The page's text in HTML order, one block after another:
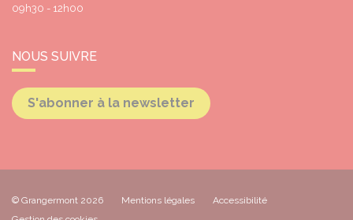
09h30 - 12h00
NOUS SUIVRE
S'abonner à la newsletter
© Grangermont 2026 Mentions légales
Accessibilité